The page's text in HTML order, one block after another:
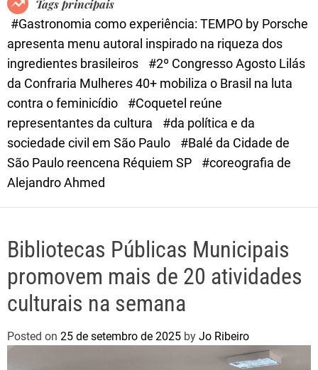
e
Tags principais
#Gastronomia como experiência: TEMPO by Porsche
apresenta menu autoral inspirado na riqueza dos
ingredientes brasileiros
#2º Congresso Agosto Lilás
da Confraria Mulheres 40+ mobiliza o Brasil na luta
contra o feminicídio
#Coquetel reúne
representantes da cultura
#da política e da
sociedade civil em São Paulo
#Balé da Cidade de
São Paulo reencena Réquiem SP
#coreografia de
Alejandro Ahmed
Bibliotecas Públicas Municipais
promovem mais de 20 atividades
culturais na semana
Posted on 25 de setembro de 2025 by Jo Ribeiro